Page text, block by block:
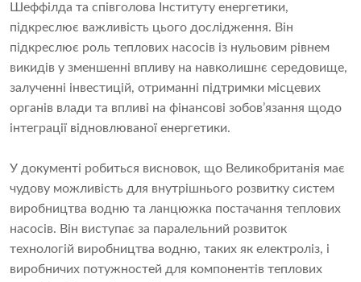
Шеффілда та співголова Інституту енергетики,
підкреслює важливість цього дослідження. Він
підкреслює роль теплових насосів із нульовим рівнем
викидів у зменшенні впливу на навколишнє середовище,
залученні інвестицій, отриманні підтримки місцевих
органів влади та впливі на фінансові зобов’язання щодо
інтеграції відновлюваної енергетики.
У документі робиться висновок, що Великобританія має
чудову можливість для внутрішнього розвитку систем
виробництва водню та ланцюжка постачання теплових
насосів. Він виступає за паралельний розвиток
технологій виробництва водню, таких як електроліз, і
виробничих потужностей для компонентів теплових